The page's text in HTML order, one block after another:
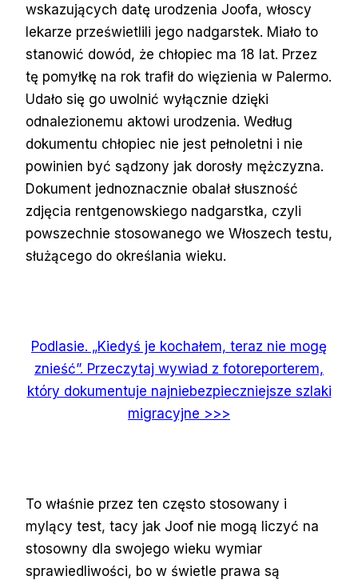
wskazujących datę urodzenia Joofa, włoscy
lekarze prześwietlili jego nadgarstek. Miało to
stanowić dowód, że chłopiec ma 18 lat. Przez
tę pomyłkę na rok trafił do więzienia w Palermo.
Udało się go uwolnić wyłącznie dzięki
odnalezionemu aktowi urodzenia. Według
dokumentu chłopiec nie jest pełnoletni i nie
powinien być sądzony jak dorosły mężczyzna.
Dokument jednoznacznie obalał słuszność
zdjęcia rentgenowskiego nadgarstka, czyli
powszechnie stosowanego we Włoszech testu,
służącego do określania wieku.
Podlasie. „Kiedyś je kochałem, teraz nie mogę
znieść”. Przeczytaj wywiad z fotoreporterem,
który dokumentuje najniebezpieczniejsze szlaki
migracyjne >>>
To właśnie przez ten często stosowany i
mylący test, tacy jak Joof nie mogą liczyć na
stosowny dla swojego wieku wymiar
sprawiedliwości, bo w świetle prawa są